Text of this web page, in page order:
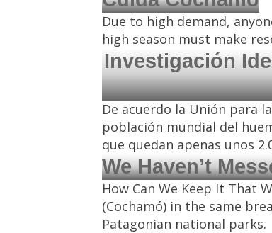
Due to high demand,
high season must make
Investigación
De acuerdo la Unión para
población mundial del
que quedan apenas unos
We Haven’t
How Can We Keep It That
(Cochamó) in the same
Patagonian national parks.